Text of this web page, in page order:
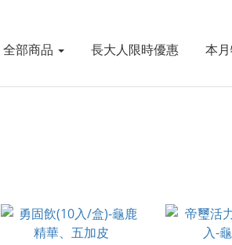
全部商品 長大人限時優惠 本